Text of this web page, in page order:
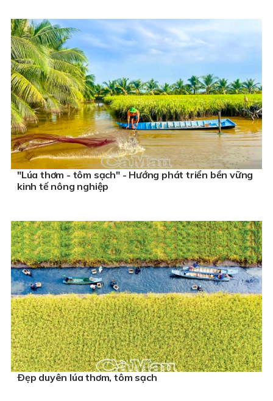
"Lúa thơm - tôm sạch" - Hướng phát triển bền vững
kinh tế nông nghiệp
Ðẹp duyên lúa thơm, tôm sạch